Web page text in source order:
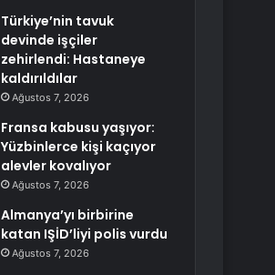
Türkiye’nin tavuk
devinde işçiler
zehirlendi: Hastaneye
kaldırıldılar
Ağustos 7, 2026
Fransa kabusu yaşıyor:
Yüzbinlerce kişi kaçıyor
alevler kovalıyor
Ağustos 7, 2026
Almanya’yı birbirine
katan IŞİD’liyi polis vurdu
Ağustos 7, 2026